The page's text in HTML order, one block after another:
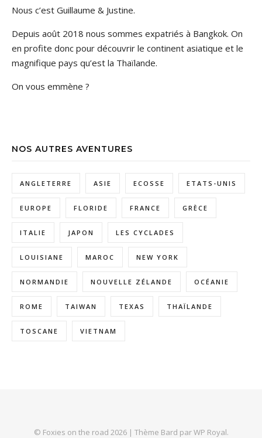
Nous c’est Guillaume & Justine.
Depuis août 2018 nous sommes expatriés à Bangkok. On
en profite donc pour découvrir le continent asiatique et le
magnifique pays qu’est la Thaïlande.
On vous emmène ?
NOS AUTRES AVENTURES
ANGLETERRE ASIE ECOSSE ETATS-UNIS
EUROPE FLORIDE FRANCE GRÈCE
ITALIE JAPON LES CYCLADES
LOUISIANE MAROC NEW YORK
NORMANDIE NOUVELLE ZÉLANDE OCÉANIE
ROME TAIWAN TEXAS THAÏLANDE
TOSCANE VIETNAM
© Foxies on the road 2026 | Thème Bard parWP Royal.